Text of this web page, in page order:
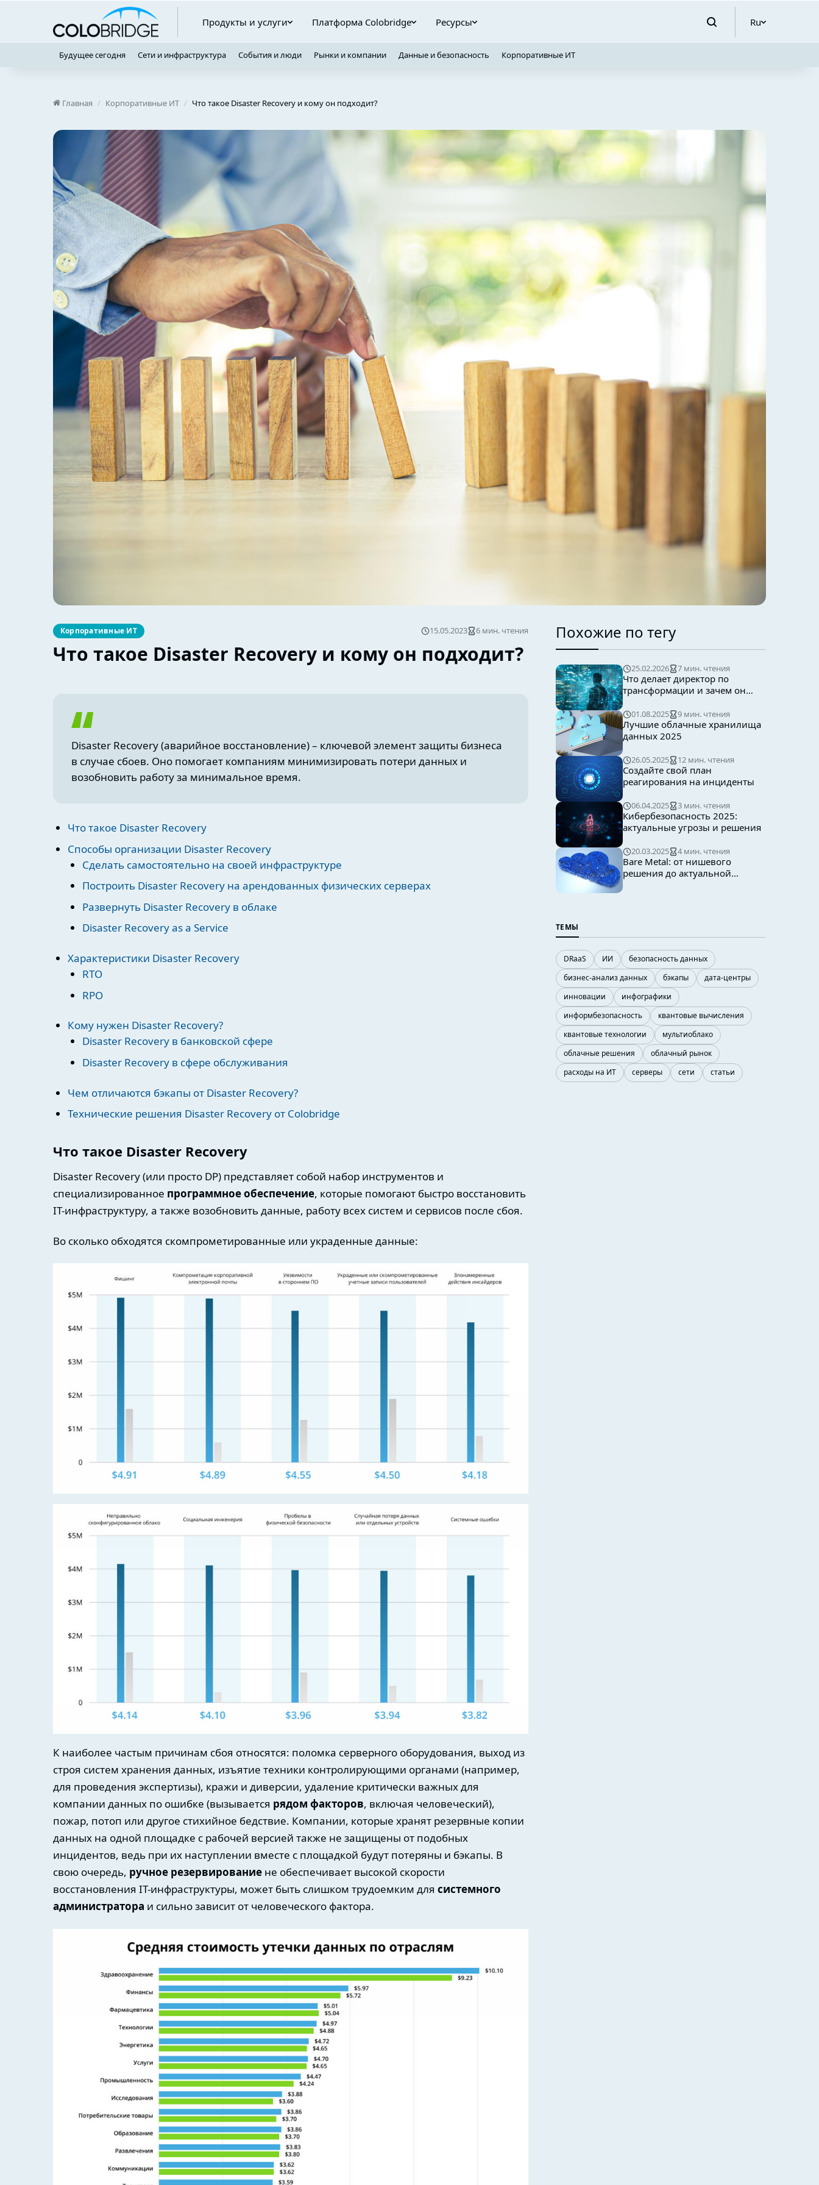
Продукты и услуги Платформа Colobridge Ресурсы Ru
Будущее сегодня Сети и инфраструктура События и люди Рынки и компании Данные и безопасность Корпоративные ИТ
Главная / Корпоративные ИТ / Что такое Disaster Recovery и кому он подходит?
Корпоративные ИТ
Что такое Disaster Recovery и кому он подходит?
15.05.2023 6 мин. чтения
Disaster Recovery (аварийное восстановление) – ключевой элемент защиты бизнеса
в случае сбоев. Оно помогает компаниям минимизировать потери данных и
возобновить работу за минимальное время.
Что такое Disaster Recovery
Способы организации Disaster Recovery
Сделать самостоятельно на своей инфраструктуре
Построить Disaster Recovery на арендованных физических серверах
Развернуть Disaster Recovery в облаке
Disaster Recovery as a Service
Характеристики Disaster Recovery
RTO
RPO
Кому нужен Disaster Recovery?
Disaster Recovery в банковской сфере
Disaster Recovery в сфере обслуживания
Чем отличаются бэкапы от Disaster Recovery?
Технические решения Disaster Recovery от Colobridge
Что такое Disaster Recovery
Disaster Recovery (или просто DP) представляет собой набор инструментов и
специализированное программное обеспечение, которые помогают быстро восстановить
IT-инфраструктуру, а также возобновить данные, работу всех систем и сервисов после сбоя.
Во сколько обходятся скомпрометированные или украденные данные:
К наиболее частым причинам сбоя относятся: поломка серверного оборудования, выход из
строя систем хранения данных, изъятие техники контролирующими органами (например,
для проведения экспертизы), кражи и диверсии, удаление критически важных для
компании данных по ошибке (вызывается рядом факторов, включая человеческий),
пожар, потоп или другое стихийное бедствие. Компании, которые хранят резервные копии
данных на одной площадке с рабочей версией также не защищены от подобных
инцидентов, ведь при их наступлении вместе с площадкой будут потеряны и бэкапы. В
свою очередь, ручное резервирование не обеспечивает высокой скорости
восстановления IT-инфраструктуры, может быть слишком трудоемким для системного
администратора и сильно зависит от человеческого фактора.
Похожие по тегу
Что делает директор по
трансформации и зачем он
25.02.2026 7 мин. чтения
Лучшие облачные хранилища
данных 2025
01.08.2025 9 мин. чтения
Создайте свой план
реагирования на инциденты
26.05.2025 12 мин. чтения
Кибербезопасность 2025:
актуальные угрозы и решения
06.04.2025 3 мин. чтения
Bare Metal: от нишевого
решения до актуальной
20.03.2025 4 мин. чтения
ТЕМЫ
DRaaS ИИ
безопасность данных
бизнес-анализ данных
бэкапы
дата-центры
инновации
инфографики
информбезопасность
квантовые вычисления
квантовые технологии
мультиоблако
облачные решения
облачный рынок
расходы на ИТ
серверы сети статьи